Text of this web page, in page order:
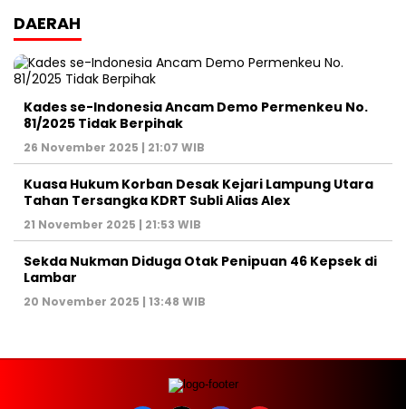
DAERAH
Kades se-Indonesia Ancam Demo Permenkeu No.
81/2025 Tidak Berpihak
26 November 2025 | 21:07 WIB
Kuasa Hukum Korban Desak Kejari Lampung Utara
Tahan Tersangka KDRT Subli Alias Alex
21 November 2025 | 21:53 WIB
Sekda Nukman Diduga Otak Penipuan 46 Kepsek di
Lambar
20 November 2025 | 13:48 WIB